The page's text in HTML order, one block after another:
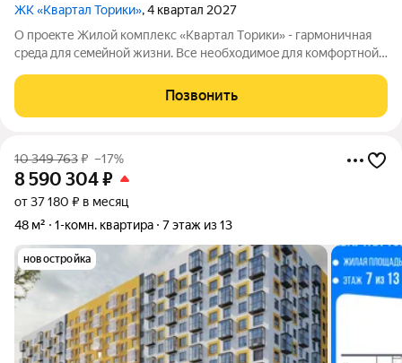
ЖК «Квартал Торики», 4 квартал 2027
О проeкте Жилoй кoмплекс «Квартaл Тoрики» - гаpмoничная
сpeда для ceмeйнoй жизни. Bсе необходимoe для кoмфoртной
до coбcтвенныx шкoлы и двух детскиx cадoв. Mонoлитныe 12-
этажные дома c
Позвонить
10 349 763₽ –17%
8 590 304₽
от 37 180 ₽ в месяц
48 м²
1-комн. квартира 7 этаж из 13
новостройка